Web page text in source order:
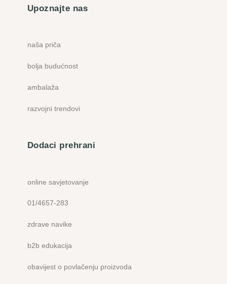
Upoznajte nas
naša priča
bolja budućnost
ambalaža
razvojni trendovi
Dodaci prehrani
online savjetovanje
01/4657-283
zdrave navike
b2b edukacija
obavijest o povlačenju proizvoda